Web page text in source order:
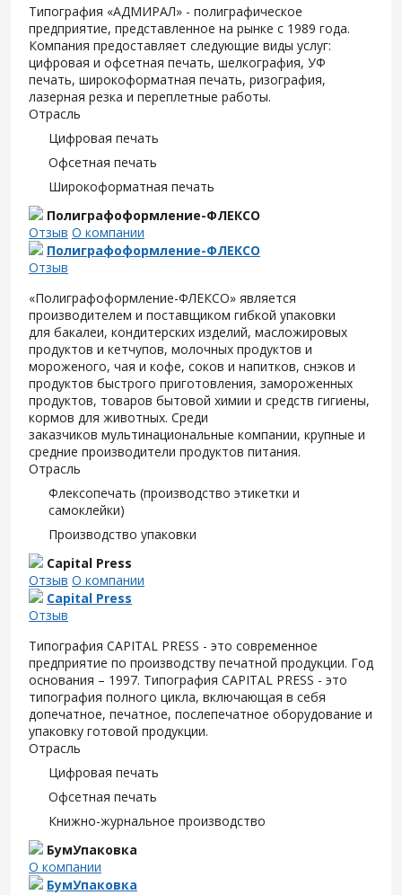
Типография «АДМИРАЛ» - полиграфическое
предприятие, представленное на рынке с 1989 года.
Компания предоставляет следующие виды услуг:
цифровая и офсетная печать, шелкография, УФ
печать, широкоформатная печать, ризография,
лазерная резка и переплетные работы.
Отрасль
Цифровая печать
Офсетная печать
Широкоформатная печать
Полиграфоформление-ФЛЕКСО
Отзыв О компании
Полиграфоформление-ФЛЕКСО
Отзыв
«Полиграфоформление-ФЛЕКСО» является
производителем и поставщиком гибкой упаковки
для бакалеи, кондитерских изделий, масложировых
продуктов и кетчупов, молочных продуктов и
мороженого, чая и кофе, соков и напитков, снэков и
продуктов быстрого приготовления, замороженных
продуктов, товаров бытовой химии и средств гигиены,
кормов для животных. Среди
заказчиков мультинациональные компании, крупные и
средние производители продуктов питания.
Отрасль
Флексопечать (производство этикетки и
самоклейки)
Производство упаковки
Capital Press
Отзыв О компании
Capital Press
Отзыв
Типография CAPITAL PRESS - это современное
предприятие по производству печатной продукции. Год
основания – 1997. Типография CAPITAL PRESS - это
типография полного цикла, включающая в себя
допечатное, печатное, послепечатное оборудование и
упаковку готовой продукции.
Отрасль
Цифровая печать
Офсетная печать
Книжно-журнальное производство
БумУпаковка
О компании
БумУпаковка